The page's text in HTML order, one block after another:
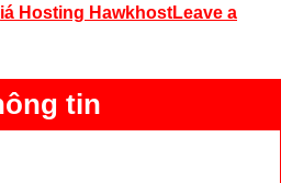
Hosting HawkhostLeave a
tin